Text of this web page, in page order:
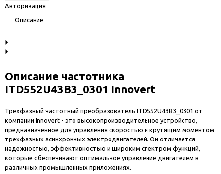
Авторизация
Описание
Описание частотника
ITD552U43B3_0301 Innovert
Трехфазный частотный преобразователь ITD552U43B3_0301 от
компании Innovert - это высокопроизводительное устройство,
предназначенное для управления скоростью и крутящим моментом
трехфазных асинхронных электродвигателей. Он отличается
надежностью, эффективностью и широким спектром функций,
которые обеспечивают оптимальное управление двигателем в
различных промышленных приложениях.